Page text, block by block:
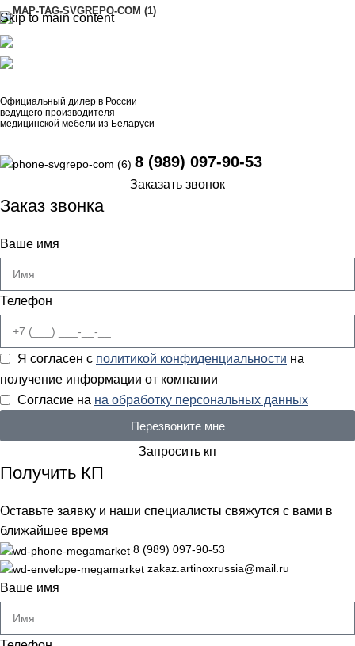
Skip to main content
Официальный дилер в России
ведущего производителя
медицинской мебели из Беларуси
8 (989) 097-90-53
Заказать звонок
Заказ звонка
Ваше имя
Телефон
Я согласен с политикой конфиденциальности на
получение информации от компании
Согласие на на обработку персональных данных
Перезвоните мне
Запросить кп
Получить КП
Оставьте заявку и наши специалисты свяжутся с вами в
ближайшее время
8 (989) 097-90-53
zakaz.artinoxrussia@mail.ru
Ваше имя